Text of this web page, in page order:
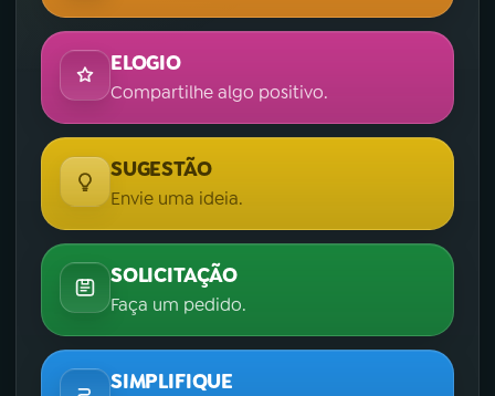
ELOGIO
Compartilhe algo positivo.
SUGESTÃO
Envie uma ideia.
SOLICITAÇÃO
Faça um pedido.
SIMPLIFIQUE